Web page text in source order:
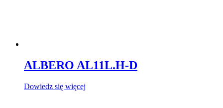
ALBERO AL11L.H-D
Dowiedz się więcej